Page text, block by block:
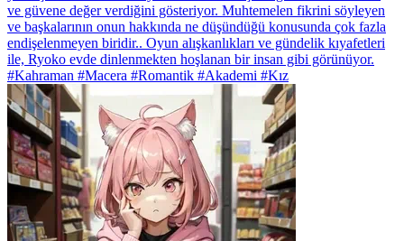
ve güvene değer verdiğini gösteriyor. Muhtemelen fikrini söyleyen
ve başkalarının onun hakkında ne düşündüğü konusunda çok fazla
endişelenmeyen biridir.. Oyun alışkanlıkları ve gündelik kıyafetleri
ile, Ryoko evde dinlenmekten hoşlanan bir insan gibi görünüyor.
#Kahraman #Macera #Romantik #Akademi #Kız